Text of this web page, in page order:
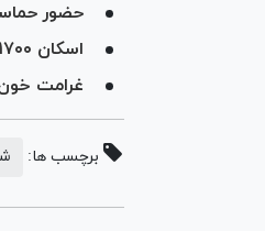
حضور
اسکان ۱۷۰۰ نفر از کسانی که منازلشان در جنگ آسیب دیده است‌
غرامت
برچسب ها: